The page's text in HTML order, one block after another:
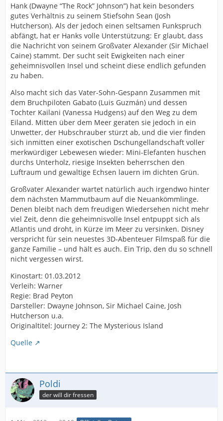
Hank (Dwayne “The Rock” Johnson”) hat kein besonders
gutes Verhältnis zu seinem Stiefsohn Sean (Josh
Hutcherson). Als der jedoch einen seltsamen Funkspruch
abfängt, hat er Hanks volle Unterstützung: Er glaubt, dass
die Nachricht von seinem Großvater Alexander (Sir Michael
Caine) stammt. Der sucht seit Ewigkeiten nach einer
geheimnisvollen Insel und scheint diese endlich gefunden
zu haben.
Also macht sich das Vater-Sohn-Gespann Zusammen mit
dem Bruchpiloten Gabato (Luis Guzmán) und dessen
Tochter Kailani (Vanessa Hudgens) auf den Weg zu dem
Eiland. Mitten über dem Meer geraten sie jedoch in ein
Unwetter, der Hubschrauber stürzt ab, und die vier finden
sich inmitten einer exotischen Dschungellandschaft voller
merkwürdiger Lebewesen wieder: Mini-Elefanten huschen
durchs Unterholz, riesige Insekten beherrschen den
Luftraum und gewaltige Echsen lauern im dichten Grün.
Großvater Alexander wartet natürlich auch irgendwo hinter
dem nächsten Mammutbaum auf die Neuankömmlinge.
Denen bleibt nach dem freudigen Wiedersehen nicht mehr
viel Zeit, denn die geheimnisvolle Insel entpuppt sich als
Atlantis und droht, in Kürze im Meer zu versinken. Disney
verspricht für sein neuestes 3D-Abenteuer Filmspaß für die
ganze Familie – und hält es auch. Ein Trip, den du so schnell
nicht vergessen wirst.
Kinostart: 01.03.2012
Verleih: Warner
Regie: Brad Peyton
Darsteller: Dwayne Johnson, Sir Michael Caine, Josh
Hutcherson u.a.
Originaltitel: Journey 2: The Mysterious Island
Quelle
Poldi
der will dir fressen